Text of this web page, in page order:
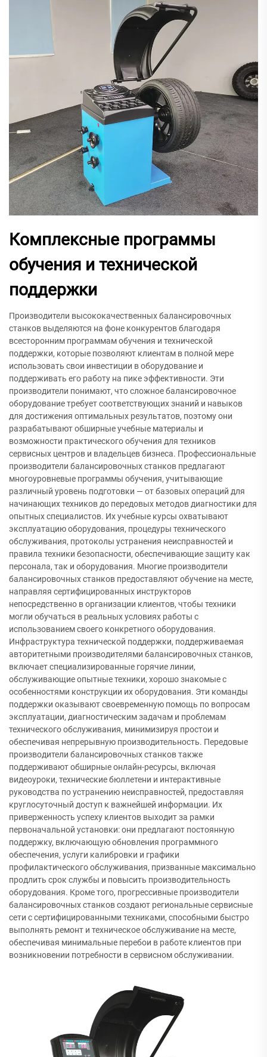
Комплексные программы
обучения и технической
поддержки
Производители высококачественных балансировочных
станков выделяются на фоне конкурентов благодаря
всесторонним программам обучения и технической
поддержки, которые позволяют клиентам в полной мере
использовать свои инвестиции в оборудование и
поддерживать его работу на пике эффективности. Эти
производители понимают, что сложное балансировочное
оборудование требует соответствующих знаний и навыков
для достижения оптимальных результатов, поэтому они
разрабатывают обширные учебные материалы и
возможности практического обучения для техников
сервисных центров и владельцев бизнеса. Профессиональные
производители балансировочных станков предлагают
многоуровневые программы обучения, учитывающие
различный уровень подготовки — от базовых операций для
начинающих техников до передовых методов диагностики для
опытных специалистов. Их учебные курсы охватывают
эксплуатацию оборудования, процедуры технического
обслуживания, протоколы устранения неисправностей и
правила техники безопасности, обеспечивающие защиту как
персонала, так и оборудования. Многие производители
балансировочных станков предоставляют обучение на месте,
направляя сертифицированных инструкторов
непосредственно в организации клиентов, чтобы техники
могли обучаться в реальных условиях работы с
использованием своего конкретного оборудования.
Инфраструктура технической поддержки, поддерживаемая
авторитетными производителями балансировочных станков,
включает специализированные горячие линии,
обслуживающие опытные техники, хорошо знакомые с
особенностями конструкции их оборудования. Эти команды
поддержки оказывают своевременную помощь по вопросам
эксплуатации, диагностическим задачам и проблемам
технического обслуживания, минимизируя простои и
обеспечивая непрерывную производительность. Передовые
производители балансировочных станков также
поддерживают обширные онлайн-ресурсы, включая
видеоуроки, технические бюллетени и интерактивные
руководства по устранению неисправностей, предоставляя
круглосуточный доступ к важнейшей информации. Их
приверженность успеху клиентов выходит за рамки
первоначальной установки: они предлагают постоянную
поддержку, включающую обновления программного
обеспечения, услуги калибровки и графики
профилактического обслуживания, призванные максимально
продлить срок службы и повысить производительность
оборудования. Кроме того, прогрессивные производители
балансировочных станков создают региональные сервисные
сети с сертифицированными техниками, способными быстро
выполнять ремонт и техническое обслуживание на месте,
обеспечивая минимальные перебои в работе клиентов при
возникновении потребности в сервисном обслуживании.